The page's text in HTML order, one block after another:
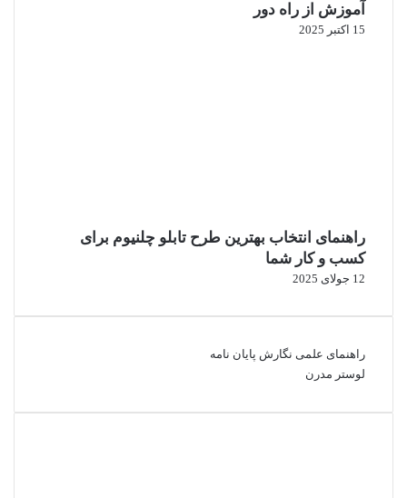
آموزش از راه دور
15 اکتبر 2025
راهنمای انتخاب بهترین طرح تابلو چلنیوم برای
کسب و کار شما
12 جولای 2025
راهنمای علمی نگارش پایان نامه
لوستر مدرن